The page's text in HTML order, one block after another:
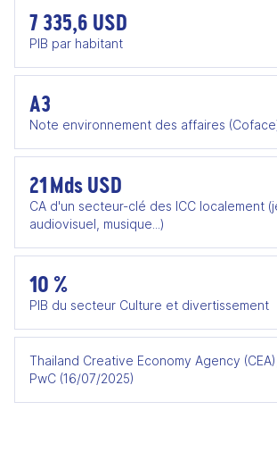
7 335,6 USD
PIB par habitant
A3
Note environnement des affaires
21 Mds USD
CA d'un secteur-clé des ICC localement
audiovisuel, musique...)
10 %
PIB du secteur Culture et divertissement
Thailand Creative Economy Agency
PwC (16/07/2025)